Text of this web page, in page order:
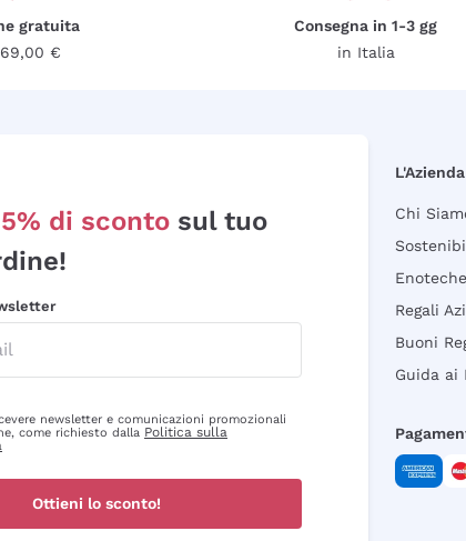
gratuita
€
Consegna in 1-3 gg
in Italia
5% di sconto sul tuo
newsletter e comunicazioni promozionali
come richiesto dalla Politica sulla
Ottieni lo sconto!
L'Azienda
Chi
Regali
Buoni
Guida ai